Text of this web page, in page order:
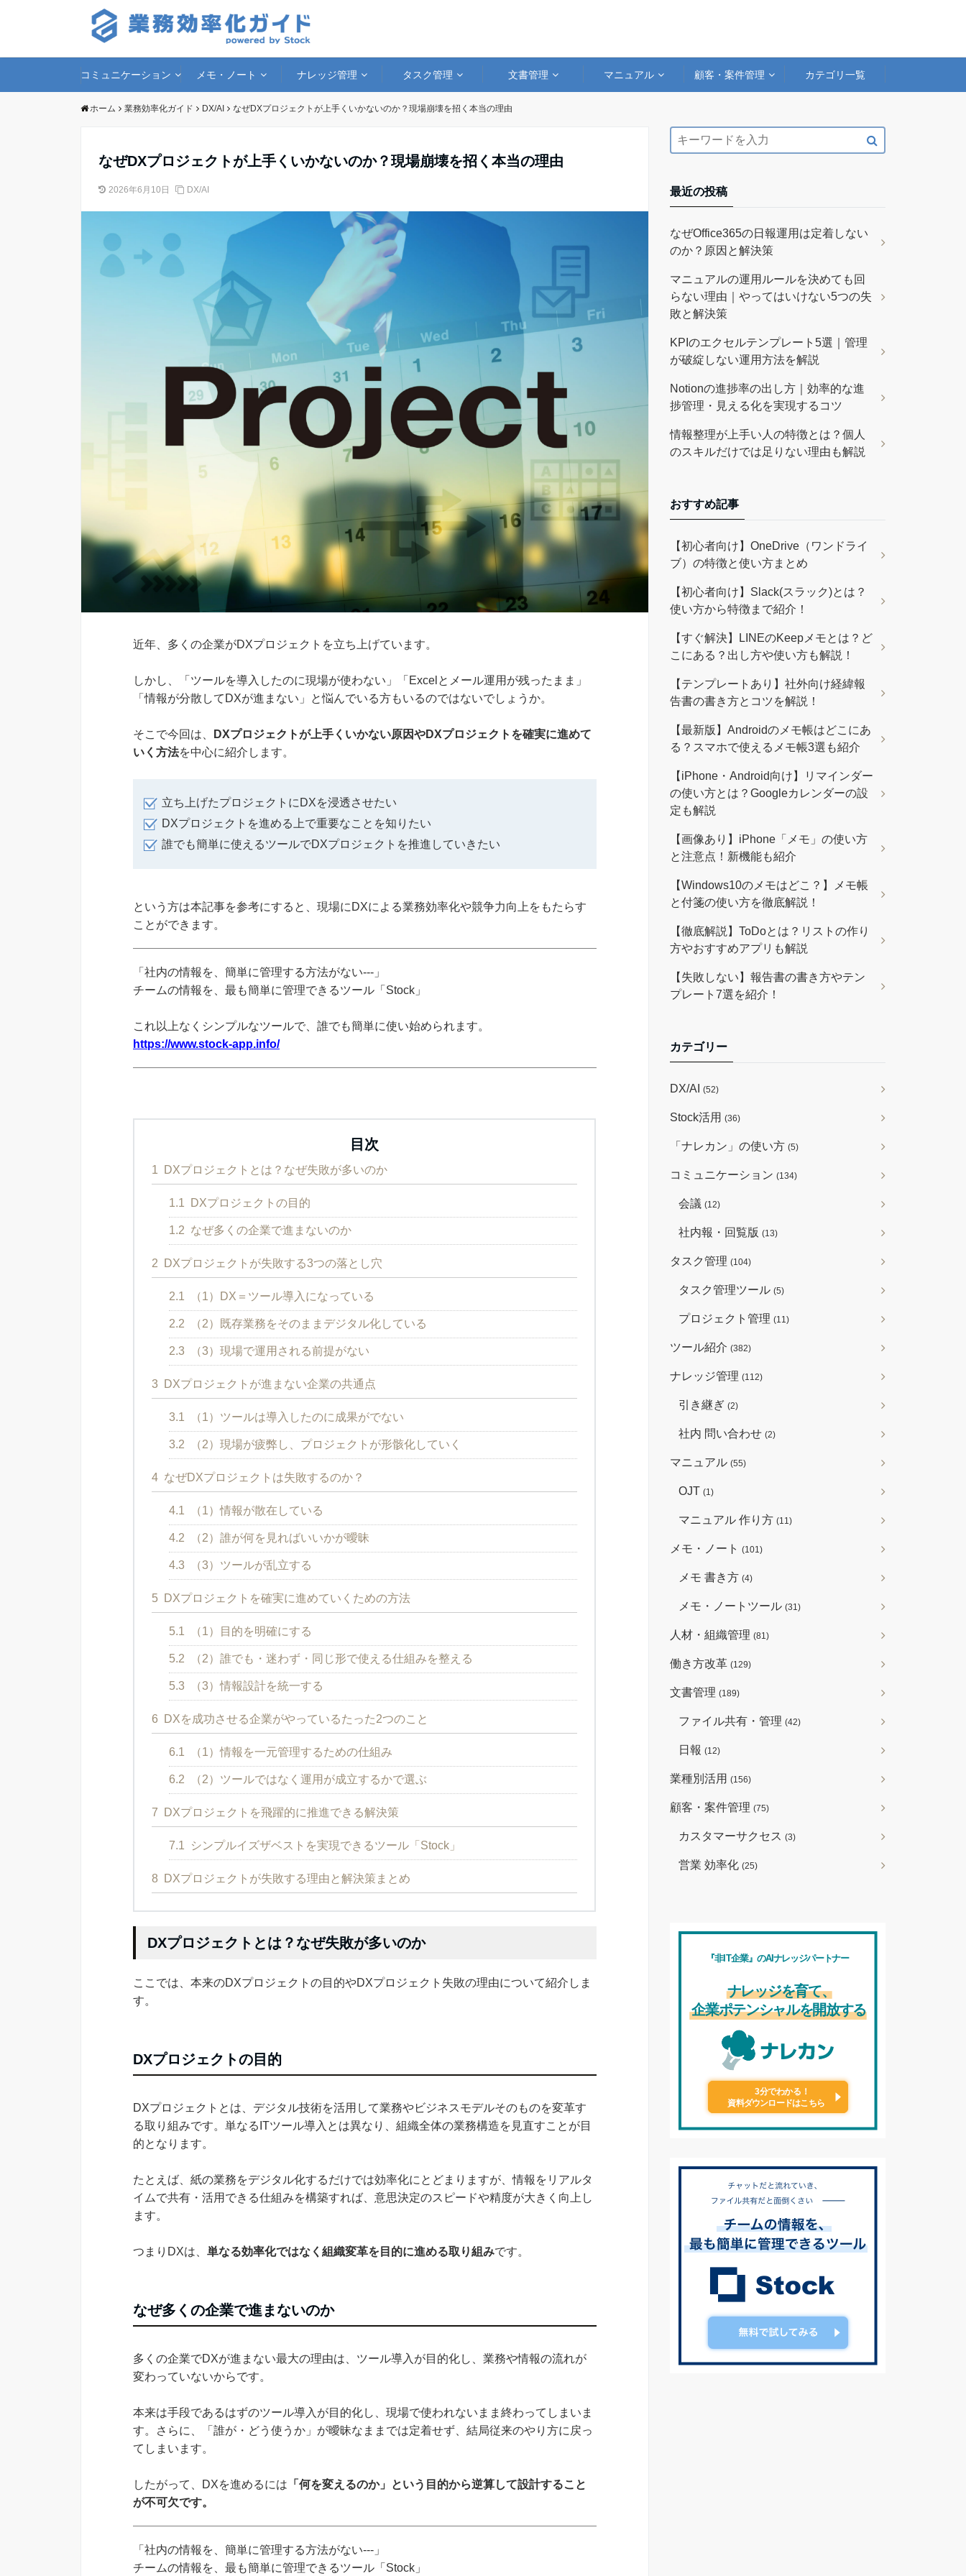
コミュニケーション メモ・ノート ナレッジ管理 タスク管理 文書管理 マニュアル 顧客・案件管理 カテゴリ一覧
ホーム 業務効率化ガイド DX/AI なぜDXプロジェクトが上手くいかないのか？現場崩壊を招く本当の理由
なぜDXプロジェクトが上手くいかないのか？現場崩壊を招く本当の理由
2026年6月10日 DX/AI
近年、多くの企業がDXプロジェクトを立ち上げています。
しかし、「ツールを導入したのに現場が使わない」「Excelとメール運用が残ったまま」
「情報が分散してDXが進まない」と悩んでいる方もいるのではないでしょうか。
そこで今回は、
DXプロジェクトが上手くいかない原因やDXプロジェクトを確実に進めて
いく方法を中心に紹介します。
立ち上げたプロジェクトにDXを浸透させたい
DXプロジェクトを進める上で重要なことを知りたい
誰でも簡単に使えるツールでDXプロジェクトを推進していきたい
という方は本記事を参考にすると、現場にDXによる業務効率化や競争力向上をもたらす
ことができます。
「社内の情報を、簡単に管理する方法がない---」
チームの情報を、最も簡単に管理できるツール「Stock」
これ以上なくシンプルなツールで、誰でも簡単に使い始められます。
https://www.stock-app.info/
目次
1 DXプロジェクトとは？なぜ失敗が多いのか
1.1 DXプロジェクトの目的
1.2 なぜ多くの企業で進まないのか
2 DXプロジェクトが失敗する3つの落とし穴
2.1 （1）DX＝ツール導入になっている
2.2 （2）既存業務をそのままデジタル化している
2.3 （3）現場で運用される前提がない
3 DXプロジェクトが進まない企業の共通点
3.1 （1）ツールは導入したのに成果がでない
3.2 （2）現場が疲弊し、プロジェクトが形骸化していく
4 なぜDXプロジェクトは失敗するのか？
4.1 （1）情報が散在している
4.2 （2）誰が何を見ればいいかが曖昧
4.3 （3）ツールが乱立する
5 DXプロジェクトを確実に進めていくための方法
5.1 （1）目的を明確にする
5.2 （2）誰でも・迷わず・同じ形で使える仕組みを整える
5.3 （3）情報設計を統一する
6 DXを成功させる企業がやっているたった2つのこと
6.1 （1）情報を一元管理するための仕組み
6.2 （2）ツールではなく運用が成立するかで選ぶ
7 DXプロジェクトを飛躍的に推進できる解決策
7.1 シンプルイズザベストを実現できるツール「Stock」
8 DXプロジェクトが失敗する理由と解決策まとめ
DXプロジェクトとは？なぜ失敗が多いのか
ここでは、本来のDXプロジェクトの目的やDXプロジェクト失敗の理由について紹介しま
す。
DXプロジェクトの目的
DXプロジェクトとは、デジタル技術を活用して業務やビジネスモデルそのものを変革す
る取り組みです。単なるITツール導入とは異なり、組織全体の業務構造を見直すことが目
的となります。
たとえば、紙の業務をデジタル化するだけでは効率化にとどまりますが、情報をリアルタ
イムで共有・活用できる仕組みを構築すれば、意思決定のスピードや精度が大きく向上し
ます。
つまりDXは、 単なる効率化ではなく組織変革を目的に進める取り組みです。
なぜ多くの企業で進まないのか
多くの企業でDXが進まない最大の理由は、ツール導入が目的化し、業務や情報の流れが
変わっていないからです。
本来は手段であるはずのツール導入が目的化し、現場で使われないまま終わってしまいま
す。さらに、「誰が・どう使うか」が曖昧なままでは定着せず、結局従来のやり方に戻っ
てしまいます。
したがって、DXを進めるには 「何を変えるのか」という目的から逆算して設計すること
が不可欠です。
「社内の情報を、簡単に管理する方法がない---」
チームの情報を、最も簡単に管理できるツール「Stock」
最近の投稿
なぜOffice365の日報運用は定着しない
のか？原因と解決策
マニュアルの運用ルールを決めても回
らない理由｜やってはいけない5つの失
敗と解決策
KPIのエクセルテンプレート5選｜管理
が破綻しない運用方法を解説
Notionの進捗率の出し方｜効率的な進
捗管理・見える化を実現するコツ
情報整理が上手い人の特徴とは？個人
のスキルだけでは足りない理由も解説
おすすめ記事
【初心者向け】OneDrive（ワンドライ
ブ）の特徴と使い方まとめ
【初心者向け】Slack(スラック)とは？
使い方から特徴まで紹介！
【すぐ解決】LINEのKeepメモとは？ど
こにある？出し方や使い方も解説！
【テンプレートあり】社外向け経緯報
告書の書き方とコツを解説！
【最新版】Androidのメモ帳はどこにあ
る？スマホで使えるメモ帳3選も紹介
【iPhone・Android向け】リマインダー
の使い方とは？Googleカレンダーの設
定も解説
【画像あり】iPhone「メモ」の使い方
と注意点！新機能も紹介
【Windows10のメモはどこ？】メモ帳
と付箋の使い方を徹底解説！
【徹底解説】ToDoとは？リストの作り
方やおすすめアプリも解説
【失敗しない】報告書の書き方やテン
プレート7選を紹介！
カテゴリー
DX/AI (52)
Stock活用 (36)
「ナレカン」の使い方 (5)
コミュニケーション (134)
会議 (12)
社内報・回覧版 (13)
タスク管理 (104)
タスク管理ツール (5)
プロジェクト管理 (11)
ツール紹介 (382)
ナレッジ管理 (112)
引き継ぎ (2)
社内 問い合わせ (2)
マニュアル (55)
OJT (1)
マニュアル 作り方 (11)
メモ・ノート (101)
メモ 書き方 (4)
メモ・ノートツール (31)
人材・組織管理 (81)
働き方改革 (129)
文書管理 (189)
ファイル共有・管理 (42)
日報 (12)
業種別活用 (156)
顧客・案件管理 (75)
カスタマーサクセス (3)
営業 効率化 (25)